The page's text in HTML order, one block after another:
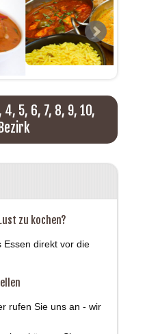
4, 5, 6, 7, 8, 9, 10,
können Sie uns